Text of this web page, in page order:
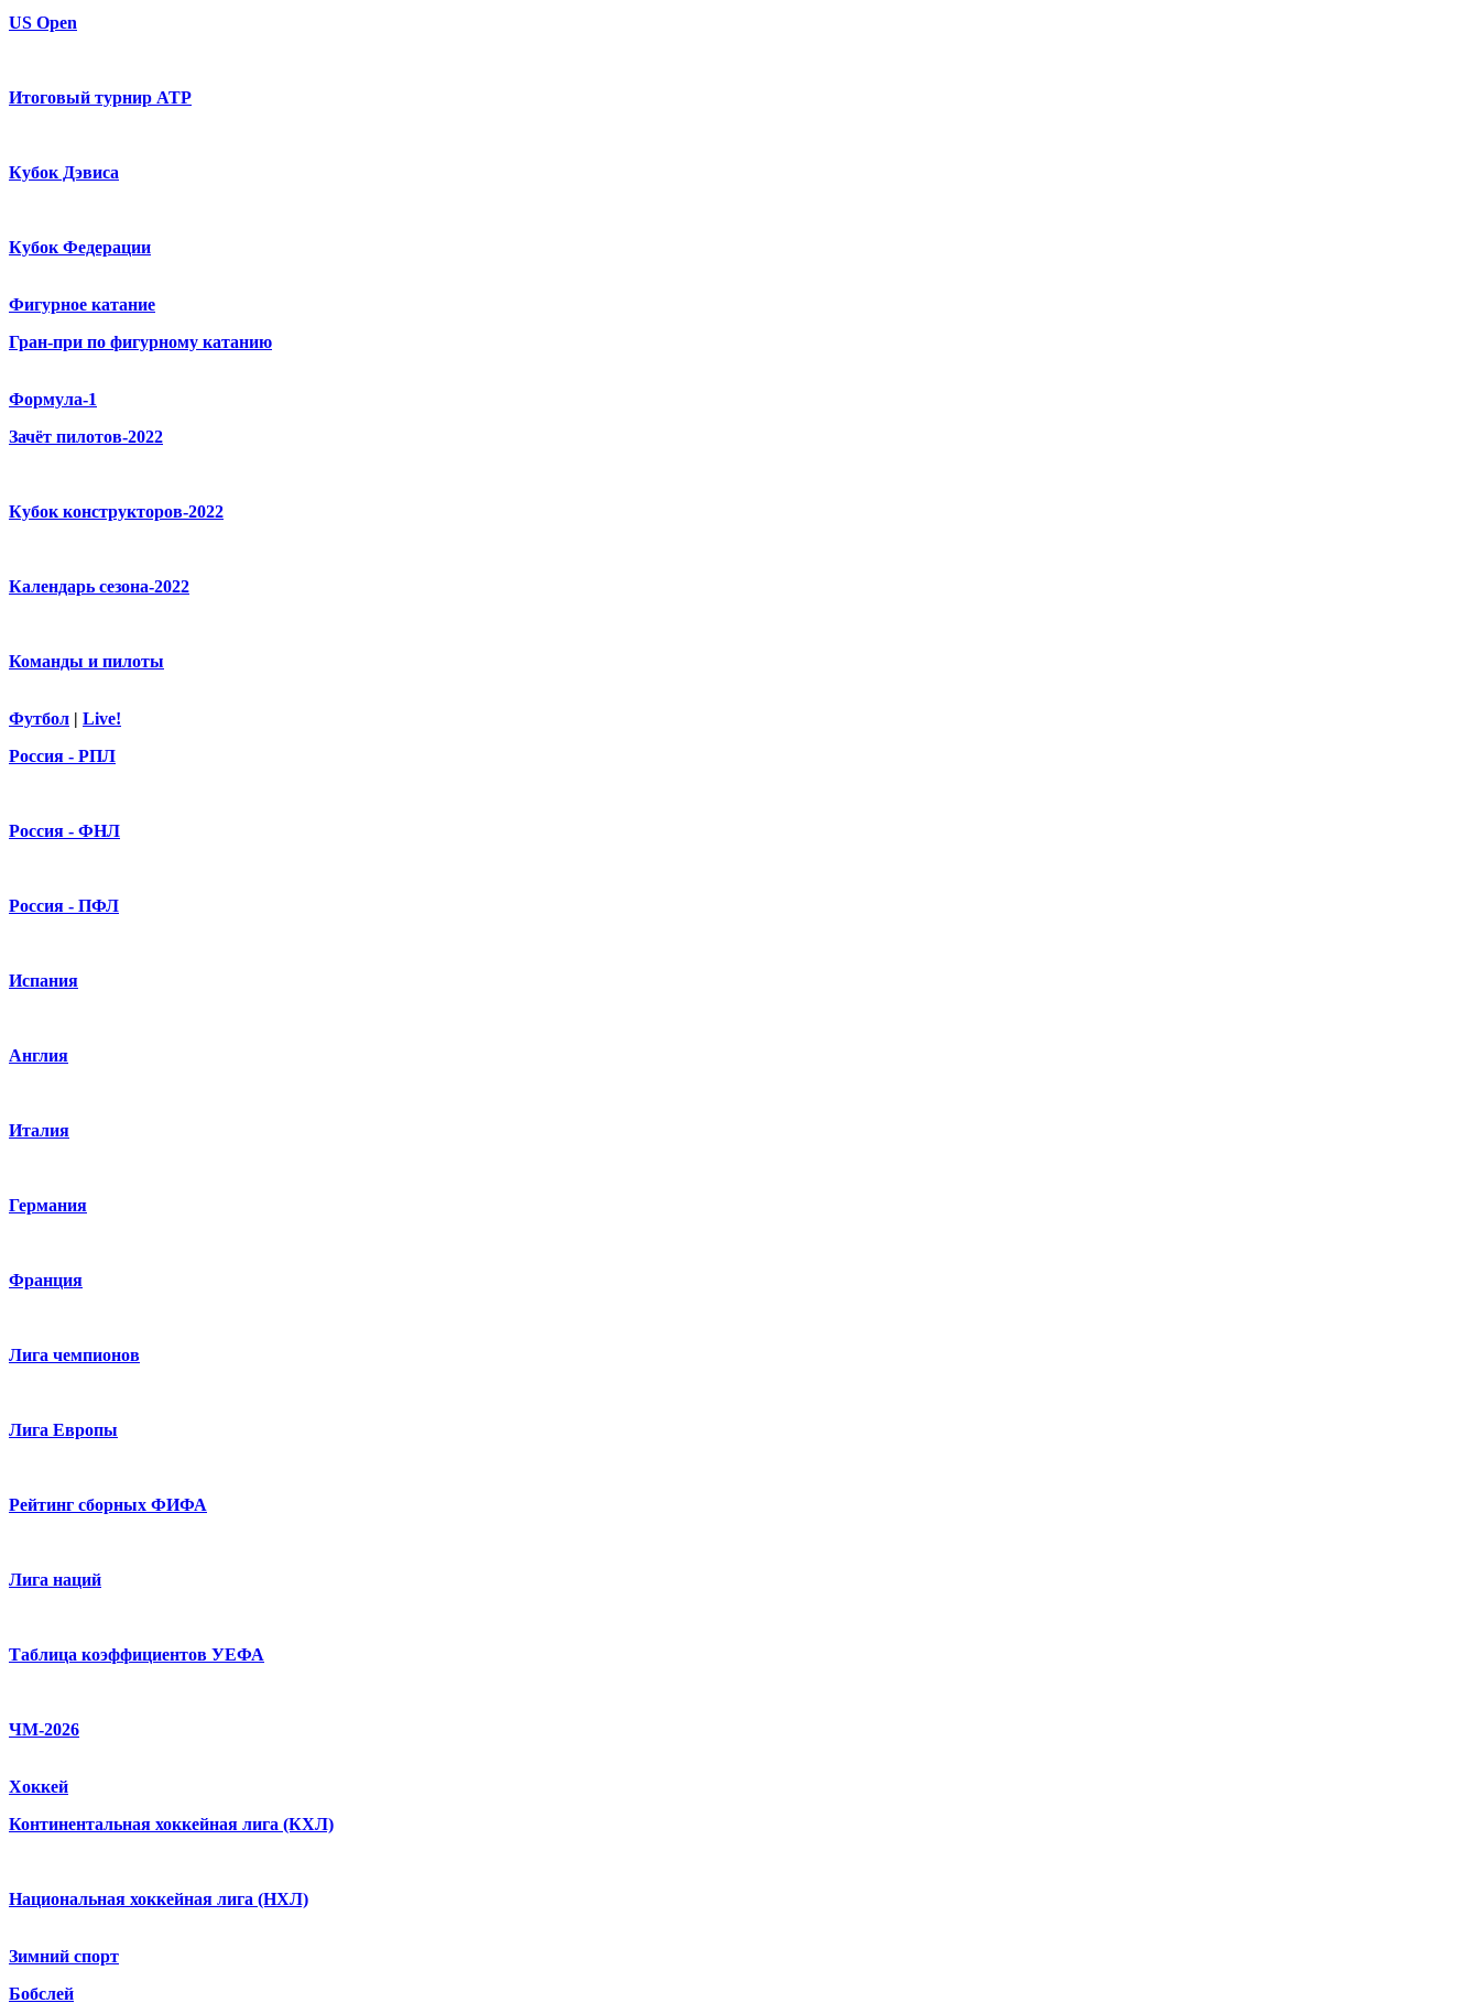
US Open
Итоговый турнир ATP
Кубок Дэвиса
Кубок Федерации
Фигурное катание
Гран-при по фигурному катанию
Формула-1
Зачёт пилотов-2022
Кубок конструкторов-2022
Календарь сезона-2022
Команды и пилоты
Футбол | Live!
Россия - РПЛ
Россия - ФНЛ
Россия - ПФЛ
Испания
Англия
Италия
Германия
Франция
Лига чемпионов
Лига Европы
Рейтинг сборных ФИФА
Лига наций
Таблица коэффициентов УЕФА
ЧМ-2026
Хоккей
Континентальная хоккейная лига (КХЛ)
Национальная хоккейная лига (НХЛ)
Зимний спорт
Бобслей